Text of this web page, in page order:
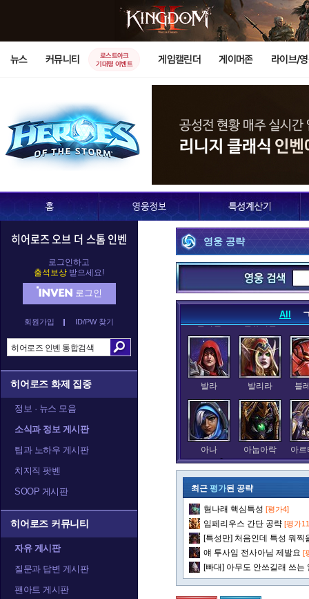
뉴스 커뮤니티
로스트아크
기대평 이벤트
게임캘린더 게이머존 라이브/
히어로즈 오브 더 스톰 인벤
로그인하고
출석보상 받으세요!
로그인
회원가입 ID/PW 찾기
히어로즈 화제 집중
정보 · 뉴스 모음
소식과 정보 게시판
팁과 노하우 게시판
치지직 팟벤
SOOP 게시판
히어로즈 커뮤니티
자유 게시판
질문과 답변 게시판
팬아트 게시판
영웅 공략
All
D.Va 가로쉬 가
누더기 데스윙 데
말티엘 말퓨리온
발라 발리라 블
아나 아눕아락 아르
알렉스트라자 오르피아
정예타우렌 정크랫 제
최근 평가된 공략
혐나래 핵심특성 [평가4]
임페리우스 간단 공략 [평가
[특성만] 처음인데 특성 뭐찍
얘 투사임 전사아님 제발요 [
[빠대] 아무도 안쓰길래 쓰는